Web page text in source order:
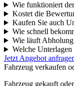
Wie funktioniert
Kostet die
Kaufen Sie auch
Wie schnell
Wie läuft
Welche
Jetzt Angebot
Fahrzeug verkaufen
Fahrzeug gekauft